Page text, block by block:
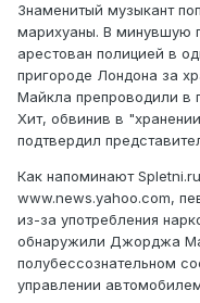
Знаменитый музыкант
марихуаны. В минувшую
арестован полицией в
пригороде Лондона за
Майкла препроводили в
Хит, обвинив в
подтвердил
Как напоминают
www.news.yahoo.com,
из-за употребления
обнаружили Джорджа
полубессознательном
управлении